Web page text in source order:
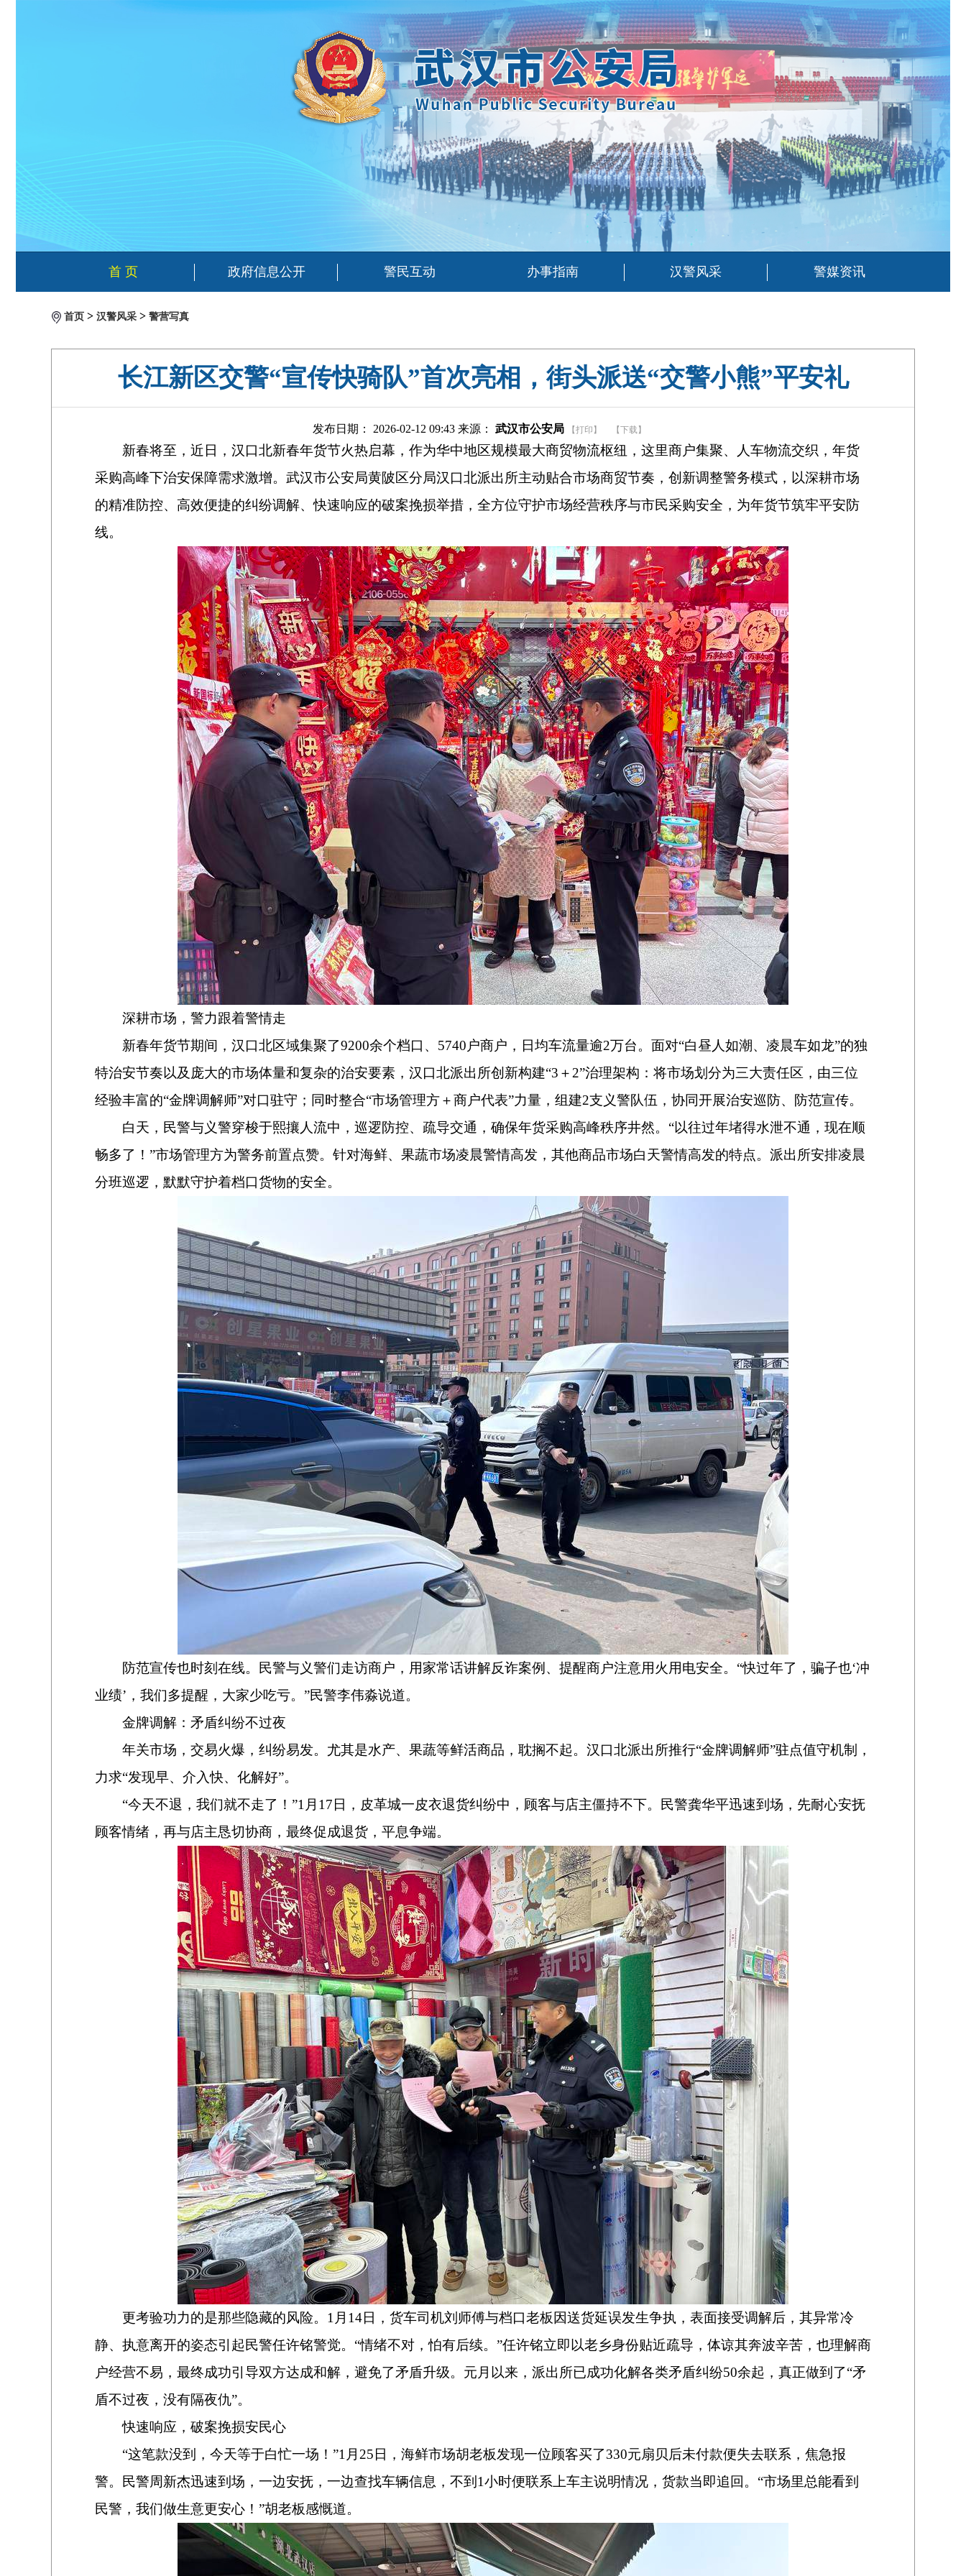
首 页 政府信息公开 警民互动 办事指南 汉警风采 警媒资讯
首页 > 汉警风采 > 警营写真
长江新区交警“宣传快骑队”首次亮相，街头派送“交警小熊”平安礼
发布日期： 2026-02-12 09:43 来源： 武汉市公安局 【打印】 【下载】
新春将至，近日，汉口北新春年货节火热启幕，作为华中地区规模最大商贸物流枢纽，这里商户集聚、人车物流交织，年货
采购高峰下治安保障需求激增。武汉市公安局黄陂区分局汉口北派出所主动贴合市场商贸节奏，创新调整警务模式，以深耕市场
的精准防控、高效便捷的纠纷调解、快速响应的破案挽损举措，全方位守护市场经营秩序与市民采购安全，为年货节筑牢平安防
线。
深耕市场，警力跟着警情走
新春年货节期间，汉口北区域集聚了9200余个档口、 5740 户商户，日均车流量逾2万台。面对“白昼人如潮、凌晨车如龙”的独
特治安节奏以及庞大的市场体量和复杂的治安要素，汉口北派出所创新构建“3＋2”治理架构：将市场划分为三大责任区，由三位
经验丰富的“金牌调解师”对口驻守；同时整合“市场管理方＋商户代表”力量，组建2支义警队伍，协同开展治安巡防、防范宣传。
白天，民警与义警穿梭于熙攘人流中，巡逻防控、疏导交通，确保年货采购高峰秩序井然。“以往过年堵得水泄不通，现在顺
畅多了！”市场管理方为警务前置点赞。针对海鲜、果蔬市场凌晨警情高发，其他商品市场白天警情高发的特点。派出所安排凌晨
分班巡逻，默默守护着档口货物的安全。
防范宣传也时刻在线。民警与义警们走访商户，用家常话讲解反诈案例、提醒商户注意用火用电安全。“快过年了，骗子也‘冲
业绩’，我们多提醒，大家少吃亏。”民警李伟淼说道。
金牌调解：矛盾纠纷不过夜
年关市场，交易火爆，纠纷易发。尤其是水产、果蔬等鲜活商品，耽搁不起。汉口北派出所推行“金牌调解师”驻点值守机制，
力求“发现早、介入快、化解好”。
“今天不退，我们就不走了！”1 月 17 日，皮革城一皮衣退货纠纷中，顾客与店主僵持不下。民警龚华平迅速到场，先耐心安抚
顾客情绪，再与店主恳切协商，最终促成退货，平息争端。
更考验功力的是那些隐藏的风险。 1 月 14日，货车司机刘师傅与档口老板因送货延误发生争执，表面接受调解后，其异常冷
静、执意离开的姿态引起民警任许铭警觉。“情绪不对，怕有后续。”任许铭立即以老乡身份贴近疏导，体谅其奔波辛苦，也理解商
户经营不易，最终成功引导双方达成和解，避免了矛盾升级。元月以来，派出所已成功化解各类矛盾纠纷50余起，真正做到了“矛
盾不过夜，没有隔夜仇”。
快速响应，破案挽损安民心
“这笔款没到，今天等于白忙一场！”1 月 25 日，海鲜市场胡老板发现一位顾客买了330元扇贝后未付款便失去联系，焦急报
警。民警周新杰迅速到场，一边安抚，一边查找车辆信息，不到 1小时便联系上车主说明情况，货款当即追回。“市场里总能看到
民警，我们做生意更安心！”胡老板感慨道。